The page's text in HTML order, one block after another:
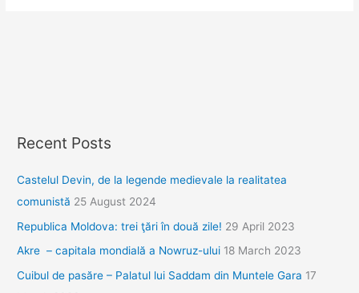
Recent Posts
Castelul Devin, de la legende medievale la realitatea
comunistă 25 August 2024
Republica Moldova: trei ţări în două zile! 29 April 2023
Akre – capitala mondială a Nowruz-ului 18 March 2023
Cuibul de pasăre – Palatul lui Saddam din Muntele Gara 17